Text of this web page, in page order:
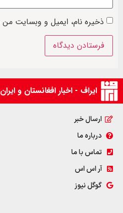
ذخیره نام، ایمیل و وبسایت من
ایراف - اخبار افغانستان و ایران
ارسال خبر
درباره ما
تماس با ما
آر اس اس
گوگل نیوز